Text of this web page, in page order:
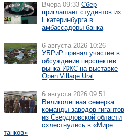
Вчера 09:33 Сбер
приглашает студентов из
Екатеринбурга в
амбассадоры банка
6 августа 2026 10:26
УБРиР принял участие в
обсуждении перспектив
рынка ИЖС на выставке
Open Village Ural
6 августа 2026 09:51
Великолепная семерка:
команды заводов-гигантов
из Свердловской области
схлестнулись в «Мире
танков»